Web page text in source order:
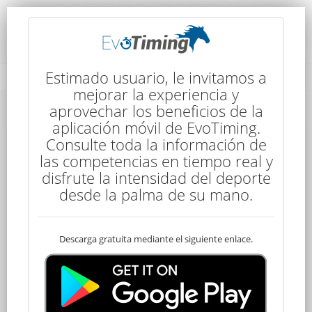
Detalles de la Competencia
Detalles de la Competencia
Senior
140 kms
5:30
5 Etapas
Estimado usuario, le invitamos a
mejorar la experiencia y
aprovechar los beneficios de la
aplicación móvil de EvoTiming.
Consulte toda la información de
las competencias en tiempo real y
disfrute la intensidad del deporte
desde la palma de su mano.
Descarga gratuita mediante el siguiente enlace.